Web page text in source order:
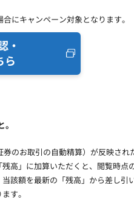
にキャンペーン対象となります。
・
ら
のお取引の自動精算）が反映され
高」に加算いただくと、閲覧時点
該額を最新の「残高」から差し引
す。